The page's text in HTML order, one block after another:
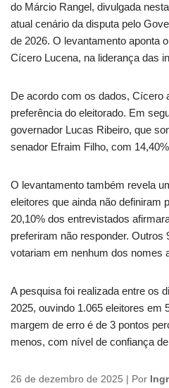
do Márcio Rangel, divulgada
atual cenário da disputa pelo
de 2026. O levantamento aponta
Cícero Lucena, na liderança das
De acordo com os dados, Cícero
preferência do eleitorado. Em
governador Lucas Ribeiro, que
senador Efraim Filho, com
O levantamento também revela
eleitores que ainda não definiram
20,10% dos entrevistados
preferiram não responder. Outros
votariam em nenhum dos nomes
A pesquisa foi realizada entre os
2025, ouvindo 1.065 eleitores em
margem de erro é de 3 pontos
menos, com nível de confiança
26 de dezembro de 2025 | Por